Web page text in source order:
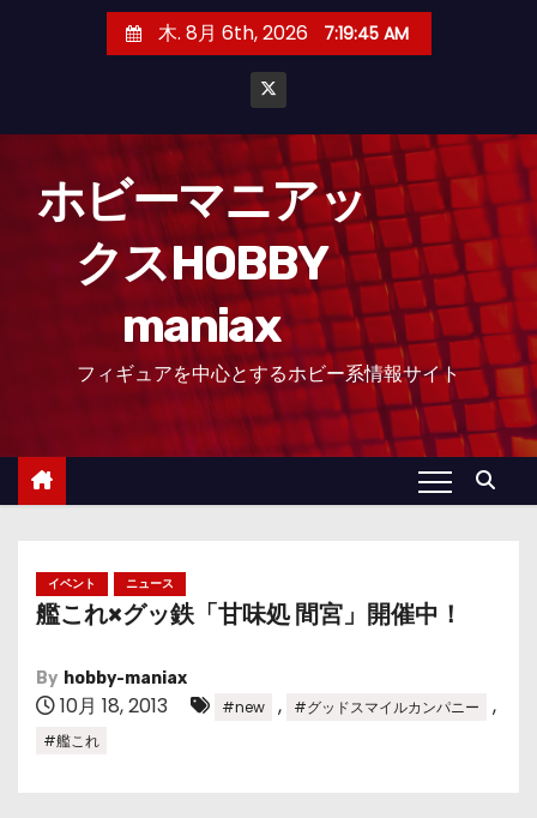
木. 8月 6th, 2026 7:19:46 AM
ホビーマニアッ
クスHOBBY
maniax
フィギュアを中心とするホビー系情報サイト
イベント ニュース
艦これ×グッ鉄「甘味処 間宮」開催中！
By hobby-maniax
10月 18, 2013 #new , #グッドスマイルカンパニー ,
#艦これ